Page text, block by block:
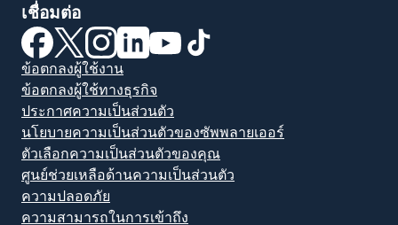
เชื่อมต่อ
(เปิดในหน้าต่างใหม่)
(เปิดในหน้าต่างใหม่)
(เปิดในหน้าต่างใหม่)
(เปิดในหน้าต่างใหม่)
(เปิดในหน้าต่างใหม่)
ข้อตกลงผู้ใช้งาน
ข้อตกลงผู้ใช้ทางธุรกิจ
ประกาศความเป็นส่วนตัว
นโยบายความเป็นส่วนตัวของซัพพลายเออร์
ตัวเลือกความเป็นส่วนตัวของคุณ
ศูนย์ช่วยเหลือด้านความเป็นส่วนตัว
ความปลอดภัย
ความสามารถในการเข้าถึง